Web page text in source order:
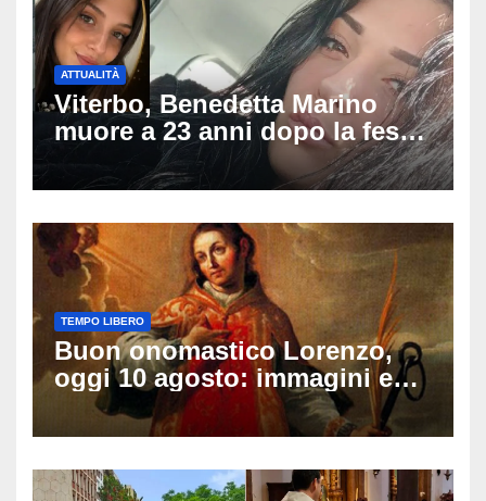
ATTUALITÀ
Viterbo, Benedetta Marino
muore a 23 anni dopo la festa
di compleanno: trovata senza
vita nell’ex consorzio, è giallo
TEMPO LIBERO
Buon onomastico Lorenzo,
oggi 10 agosto: immagini e
gif di auguri da condividere
sui social